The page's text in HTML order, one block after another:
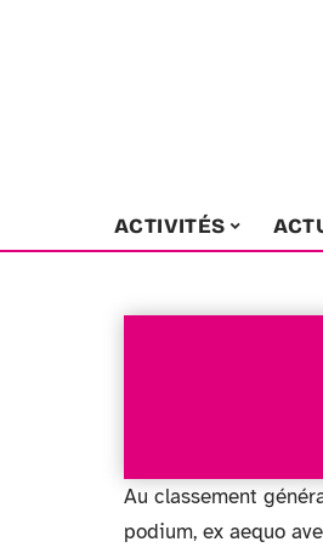
ACTIVITÉS
Au classement
podium, ex aequo